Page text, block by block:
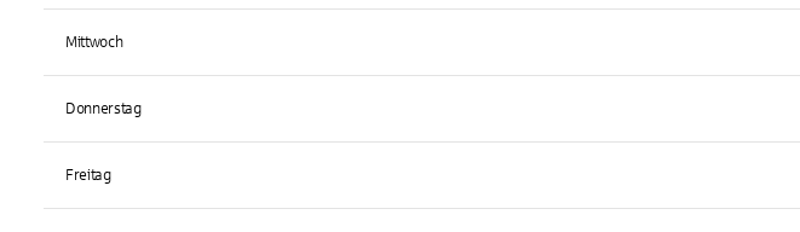
Mittwoch
Donnerstag
Freitag